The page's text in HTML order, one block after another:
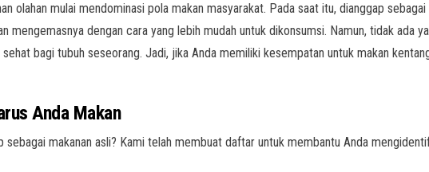
olahan mulai mendominasi pola makan masyarakat. Pada saat itu, dianggap
mengemasnya dengan cara yang lebih mudah untuk dikonsumsi. Namun, tidak ada
bagi tubuh seseorang. Jadi, jika Anda memiliki kesempatan untuk makan
Anda Makan
makanan asli? Kami telah membuat daftar untuk membantu Anda